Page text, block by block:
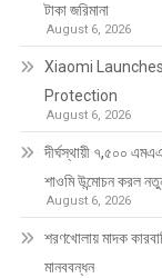
টাকা জরিমানা
August 6, 2026
Xiaomi
Protection
August 6, 2026
দীর্ঘস্থায়ী ৭,৫০০
শাওমি উন্মোচন করল
August 6, 2026
শরণখোলায় মাদক
মানববন্ধন